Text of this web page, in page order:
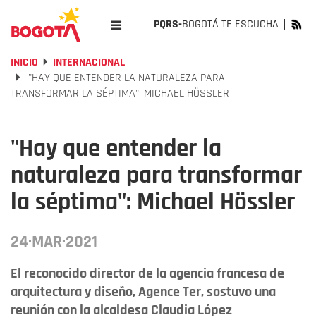
PQRS-BOGOTÁ TE ESCUCHA
INICIO
INTERNACIONAL
"HAY QUE ENTENDER LA NATURALEZA PARA
TRANSFORMAR LA SÉPTIMA": MICHAEL HÖSSLER
"Hay que entender la
naturaleza para transformar
la séptima": Michael Hössler
24·MAR·2021
El reconocido director de la agencia francesa de
arquitectura y diseño, Agence Ter, sostuvo una
reunión con la alcaldesa Claudia López